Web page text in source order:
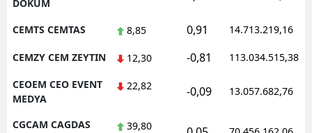
DOKUM
CEMTS CEMTAS 8,85 0,91 14.713.219,16
CEMZY CEM ZEYTIN 12,30 -0,81 113.034.515,38
CEOEM CEO EVENT
MEDYA
22,82 -0,09 13.057.682,76
CGCAM CAGDAS
39,80